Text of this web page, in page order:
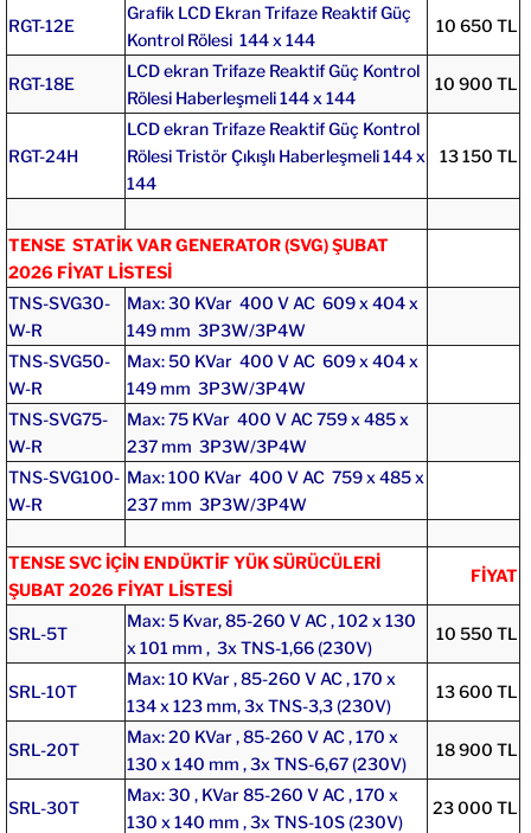
RGT-12E
Grafik LCD Ekran Trifaze Reaktif Güç
Kontrol Rölesi 144 x 144
10 650 TL
RGT-18E
LCD ekran Trifaze Reaktif Güç Kontrol
Rölesi Haberleşmeli 144 x 144
10 900 TL
RGT-24H
LCD ekran Trifaze Reaktif Güç Kontrol
Rölesi Tristör Çıkışlı Haberleşmeli 144 x
144
13 150 TL
TENSE STATİK VAR GENERATOR (SVG) ŞUBAT
2026 FİYAT LİSTESİ
TNS-SVG30-
W-R
Max: 30 KVar 400 V AC 609 x 404 x
149 mm 3P3W/3P4W
TNS-SVG50-
W-R
Max: 50 KVar 400 V AC 609 x 404 x
149 mm 3P3W/3P4W
TNS-SVG75-
W-R
Max: 75 KVar 400 V AC 759 x 485 x
237 mm 3P3W/3P4W
TNS-SVG100-
W-R
Max: 100 KVar 400 V AC 759 x 485 x
237 mm 3P3W/3P4W
TENSE SVC İÇİN ENDÜKTİF YÜK SÜRÜCÜLERİ
ŞUBAT 2026 FİYAT LİSTESİ
FİYAT
SRL-5T
Max: 5 Kvar, 85-260 V AC , 102 x 130
x 101 mm , 3x TNS-1,66 (230V)
10 550 TL
SRL-10T
Max: 10 KVar , 85-260 V AC , 170 x
134 x 123 mm, 3x TNS-3,3 (230V)
13 600 TL
SRL-20T
Max: 20 KVar , 85-260 V AC , 170 x
130 x 140 mm , 3x TNS-6,67 (230V)
18 900 TL
SRL-30T
Max: 30 , KVar 85-260 V AC , 170 x
130 x 140 mm , 3x TNS-10S (230V)
23 000 TL